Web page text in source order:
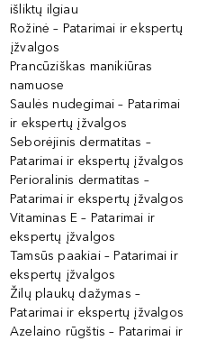
išliktų ilgiau
Rožinė – Patarimai ir ekspertų
įžvalgos
Prancūziškas manikiūras
namuose
Saulės nudegimai – Patarimai
ir ekspertų įžvalgos
Seborėjinis dermatitas –
Patarimai ir ekspertų įžvalgos
Perioralinis dermatitas –
Patarimai ir ekspertų įžvalgos
Vitaminas E – Patarimai ir
ekspertų įžvalgos
Tamsūs paakiai – Patarimai ir
ekspertų įžvalgos
Žilų plaukų dažymas –
Patarimai ir ekspertų įžvalgos
Azelaino rūgštis – Patarimai ir